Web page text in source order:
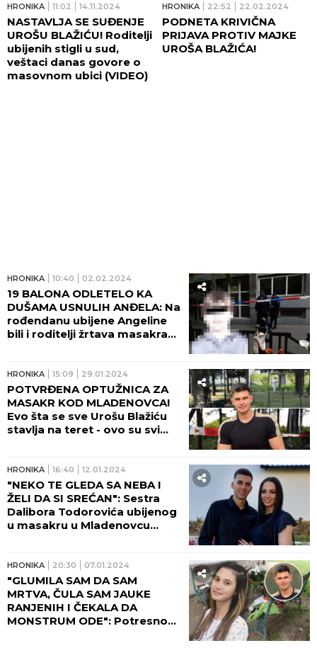
HRONIKA 11:02 14.11.2024
NASTAVLJA SE SUĐENJE
UROŠU BLAŽIĆU! Roditelji
ubijenih stigli u sud,
veštaci danas govore o
masovnom ubici (VIDEO)
HRONIKA 22:52 22.02.2024
PODNETA KRIVIČNA
PRIJAVA PROTIV MAJKE
UROŠA BLAŽIĆA!
HRONIKA 10:40 02.02.2024
19 BALONA ODLETELO KA
DUŠAMA USNULIH ANĐELA: Na
rođendanu ubijene Angeline
bili i roditelji žrtava masakra
HRONIKA 15:09 29.01.2024
POTVRĐENA OPTUŽNICA ZA
MASAKR KOD MLADENOVCA!
Evo šta se sve Urošu Blažiću
stavlja na teret - ovo su svi
HRONIKA 16:40 12.01.2024
"NEKO TE GLEDA SA NEBA I
ŽELI DA SI SREĆAN": Sestra
Dalibora Todorovića ubijenog
u masakru u Mladenovcu
HRONIKA 20:30 07.01.2024
"GLUMILA SAM DA SAM
MRTVA, ČULA SAM JAUKE
RANJENIH I ČEKALA DA
MONSTRUM ODE": Potresno